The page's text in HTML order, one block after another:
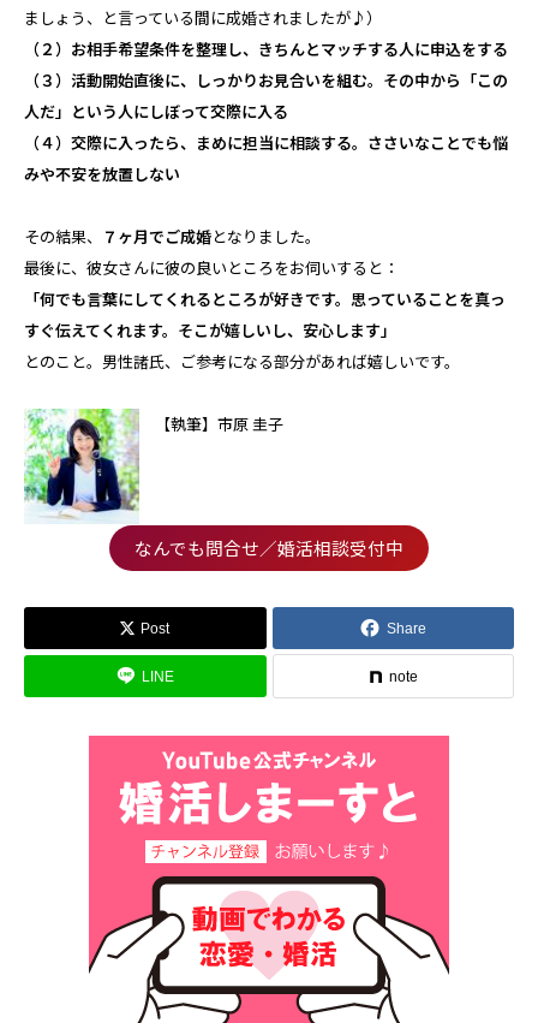
ましょう、と言っている間に成婚されましたが♪）
（２）お相手希望条件を整理し、きちんとマッチする人に申込をする
（３）活動開始直後に、しっかりお見合いを組む。その中から「この
人だ」という人にしぼって交際に入る
（４）交際に入ったら、まめに担当に相談する。ささいなことでも悩
みや不安を放置しない
その結果、 ７ヶ月でご成婚となりました。
最後に、彼女さんに彼の良いところをお伺いすると：
「何でも言葉にしてくれるところが好きです。思っていることを真っ
すぐ伝えてくれます。そこが嬉しいし、安心します」
とのこと。男性諸氏、ご参考になる部分があれば嬉しいです。
【執筆】市原 圭子
なんでも問合せ／婚活相談受付中
Post Share
LINE note